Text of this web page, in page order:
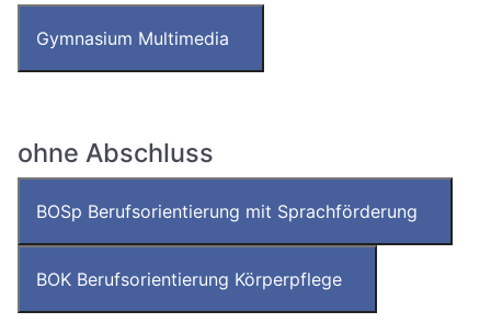
Gymnasium Multimedia
ohne Abschluss
BOSp Berufsorientierung mit Sprachförderung
BOK Berufsorientierung Körperpflege